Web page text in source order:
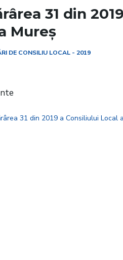
31 din
Mureș
DE CONSILIU LOCAL - 2019
31 din 2019 a Consiliului Local